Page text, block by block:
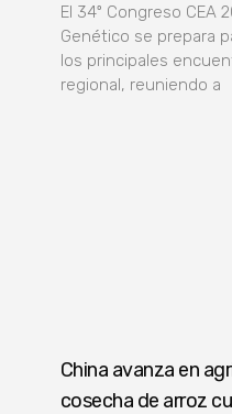
El 34º Congreso CEA
Genético se prepara
los principales
regional, reuniendo a
China avanza en
cosecha de arroz